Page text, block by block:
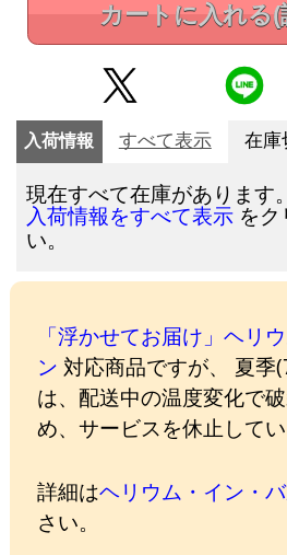
カートに入れる(
入荷情報 すべて表示 在庫
現在すべて在庫があります。
入荷情報をすべて表示 をク
い。
「浮かせてお届け」ヘリ
ン 対応商品ですが、 夏季
は、配送中の温度変化で
め、サービスを休止してい
詳細はヘリウム・イン・
さい。